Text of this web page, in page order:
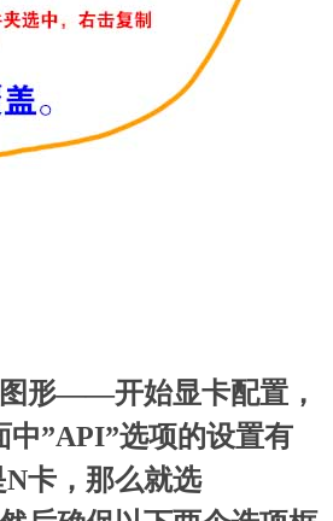
形——开始显卡配置，
”API”选项的设置有
卡，那么就选